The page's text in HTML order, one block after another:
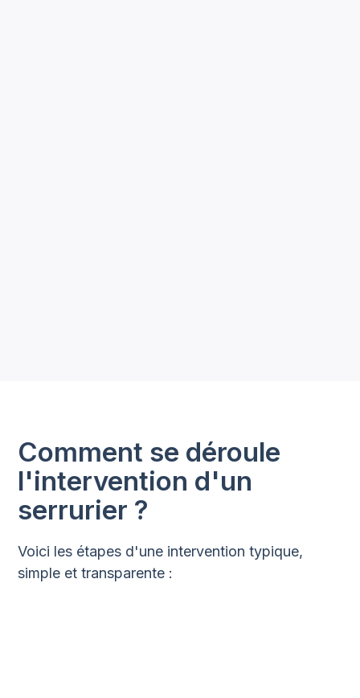
Comment se déroule
l'intervention d'un
serrurier ?
Voici les étapes d'une intervention typique,
simple et transparente :